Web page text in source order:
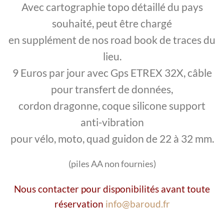
Avec cartographie topo détaillé du pays
souhaité, peut être chargé
en supplément de nos road book de traces du
lieu.
9 Euros par jour avec Gps ETREX 32X, câble
pour transfert de données,
cordon dragonne, coque silicone support
anti-vibration
pour vélo, moto, quad guidon de 22 à 32 mm.
(piles AA non fournies)
Nous contacter pour disponibilités avant toute
réservation info@baroud.fr